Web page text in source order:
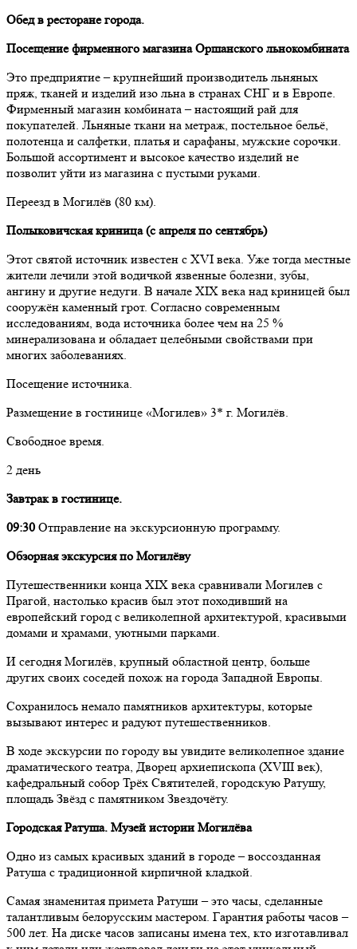
Обед в ресторане города.
Посещение фирменного магазина Оршанского льнокомбината
Это предприятие – крупнейший производитель льняных
пряж, тканей и изделий изо льна в странах СНГ и в Европе.
Фирменный магазин комбината – настоящий рай для
покупателей. Льняные ткани на метраж, постельное бельё,
полотенца и салфетки, платья и сарафаны, мужские сорочки.
Большой ассортимент и высокое качество изделий не
позволит уйти из магазина с пустыми руками.
Переезд в Могилёв (80 км).
Полыковичская криница (с апреля по сентябрь)
Этот святой источник известен с XVI века. Уже тогда местные
жители лечили этой водичкой язвенные болезни, зубы,
ангину и другие недуги. В начале XIX века над криницей был
сооружён каменный грот. Согласно современным
исследованиям, вода источника более чем на 25 %
минерализована и обладает целебными свойствами при
многих заболеваниях.
Посещение источника.
Размещение в гостинице «Могилев» 3* г. Могилёв.
Свободное время.
2 день
Завтрак в гостинице.
09:30 Отправление на экскурсионную программу.
Обзорная экскурсия по Могилёву
Путешественники конца XIX века сравнивали Могилев с
Прагой, настолько красив был этот походивший на
европейский город с великолепной архитектурой, красивыми
домами и храмами, уютными парками.
И сегодня Могилёв, крупный областной центр, больше
других своих соседей похож на города Западной Европы.
Сохранилось немало памятников архитектуры, которые
вызывают интерес и радуют путешественников.
В ходе экскурсии по городу вы увидите великолепное здание
драматического театра, Дворец архиепископа (XVIII век),
кафедральный собор Трёх Святителей, городскую Ратушу,
площадь Звёзд с памятником Звездочёту.
Городская Ратуша. Музей истории Могилёва
Одно из самых красивых зданий в городе – воссозданная
Ратуша с традиционной кирпичной кладкой.
Самая знаменитая примета Ратуши – это часы, сделанные
талантливым белорусским мастером. Гарантия работы часов –
500 лет. На диске часов записаны имена тех, кто изготавливал